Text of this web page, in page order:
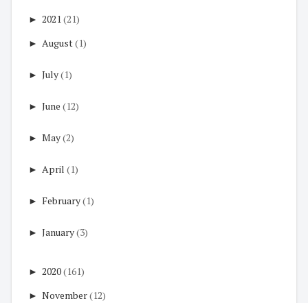
► 2021 (21)
► August(1)
► July(1)
► June (12)
► May(2)
► April (1)
► February(1)
► January(3)
► 2020(161)
► November(12)